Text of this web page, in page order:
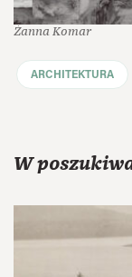
Żanna Komar
ARCHITEKTURA
W